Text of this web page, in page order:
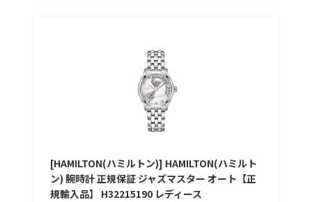
[HAMILTON(ハミルトン)] HAMILTON(ハミルト
ン) 腕時計 正規保証 ジャズマスター オート【正
規輸入品】 H32215190 レディース